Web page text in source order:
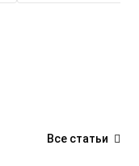
Все статьи